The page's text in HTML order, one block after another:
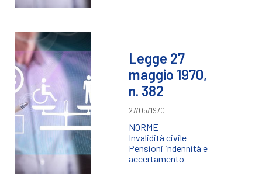
Legge 27
maggio 1970,
n. 382
27/05/1970
NORME
Invalidità civile
Pensioni indennità e
accertamento